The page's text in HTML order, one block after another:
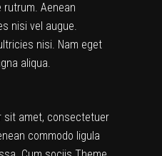
rutrum. Aenean
nisi vel augue.
nisi. Nam eget
aliqua.
sit amet, consectetuer
commodo ligula